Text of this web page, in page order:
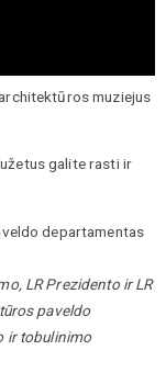
muziejus
galite rasti ir
departamentas
LR Prezidento ir LR
paveldo
ir tobulinimo